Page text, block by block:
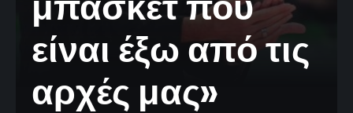
είναι έξω από τις
αρχές μας»